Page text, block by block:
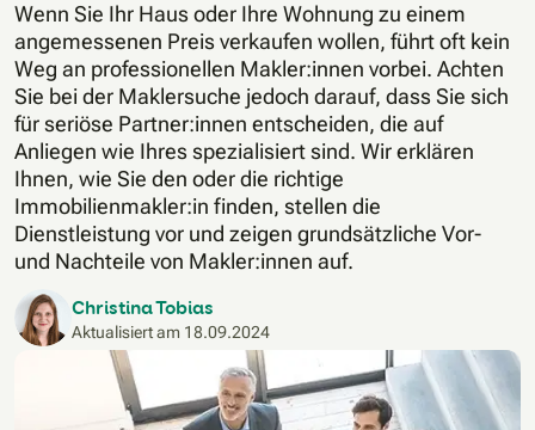
Wenn Sie Ihr Haus oder Ihre Wohnung zu einem
angemessenen Preis verkaufen wollen, führt oft kein
Weg an professionellen Makler:innen vorbei. Achten
Sie bei der Maklersuche jedoch darauf, dass Sie sich
für seriöse Partner:innen entscheiden, die auf
Anliegen wie Ihres spezialisiert sind. Wir erklären
Ihnen, wie Sie den oder die richtige
Immobilienmakler:in finden, stellen die
Dienstleistung vor und zeigen grundsätzliche Vor-
und Nachteile von Makler:innen auf.
Christina Tobias
Aktualisiert am 18.09.2024